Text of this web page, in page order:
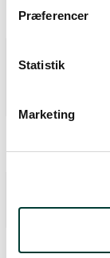
Præferencer
Statistik
Marketing
Klipper,
Kan man